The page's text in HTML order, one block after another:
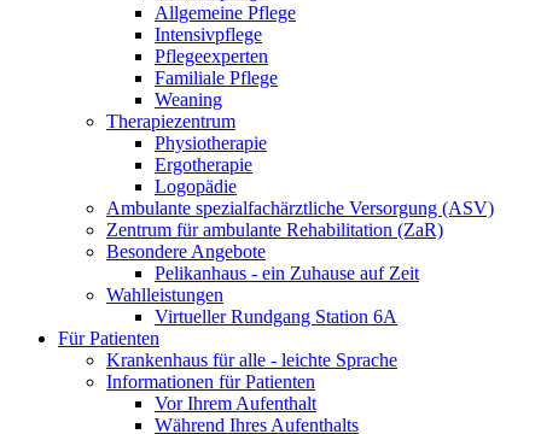
Allgemeine Pflege
Intensivpflege
Pflegeexperten
Familiale Pflege
Weaning
Therapiezentrum
Physiotherapie
Ergotherapie
Logopädie
Ambulante spezialfachärztliche Versorgung (ASV)
Zentrum für ambulante Rehabilitation (ZaR)
Besondere Angebote
Pelikanhaus - ein Zuhause auf Zeit
Wahlleistungen
Virtueller Rundgang Station 6A
Für Patienten
Krankenhaus für alle - leichte Sprache
Informationen für Patienten
Vor Ihrem Aufenthalt
Während Ihres Aufenthalts